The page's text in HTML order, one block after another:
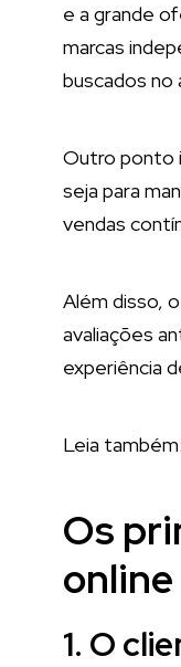
e a grande
marcas
buscados no
Outro ponto
seja para
vendas
Além disso,
avaliações
experiência
Leia também:
Os
online
1. O